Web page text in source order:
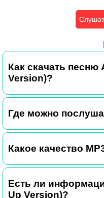
Как скачать песню
Version)?
Где можно
Какое качество
Есть ли
Up Version)?